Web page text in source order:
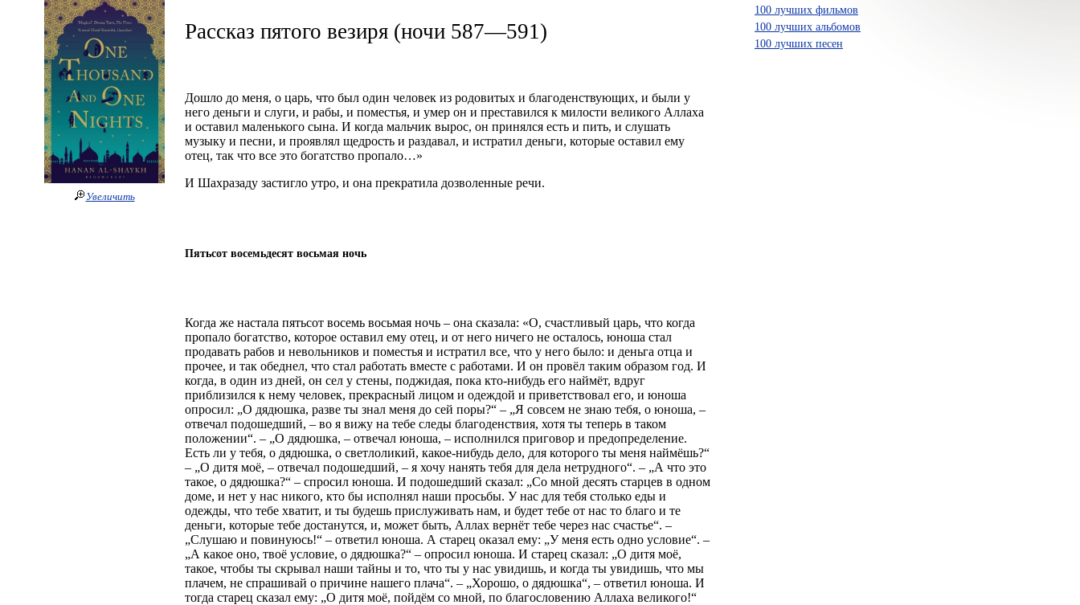
Увеличить
Рассказ пятого везиря (ночи 587—591)
Дошло до меня, о царь, что был один человек из родовитых и благоденствующих, и были у
него деньги и слуги, и рабы, и поместья, и умер он и преставился к милости великого Аллаха
и оставил маленького сына. И когда мальчик вырос, он принялся есть и пить, и слушать
музыку и песни, и проявлял щедрость и раздавал, и истратил деньги, которые оставил ему
отец, так что все это богатство пропало…»
И Шахразаду застигло утро, и она прекратила дозволенные речи.
Пятьсот восемьдесят восьмая ночь
Когда же настала пятьсот восемь восьмая ночь – она сказала: «О, счастливый царь, что когда
пропало богатство, которое оставил ему отец, и от него ничего не осталось, юноша стал
продавать рабов и невольников и поместья и истратил все, что у него было: и деньга отца и
прочее, и так обеднел, что стал работать вместе с работами. И он провёл таким образом год. И
когда, в один из дней, он сел у стены, поджидая, пока кто-нибудь его наймёт, вдруг
приблизился к нему человек, прекрасный лицом и одеждой и приветствовал его, и юноша
опросил: „О дядюшка, разве ты знал меня до сей поры?“ – „Я совсем не знаю тебя, о юноша, –
отвечал подошедший, – во я вижу на тебе следы благоденствия, хотя ты теперь в таком
положении“. – „О дядюшка, – отвечал юноша, – исполнился приговор и предопределение.
Есть ли у тебя, о дядюшка, о светлоликий, какое-нибудь дело, для которого ты меня наймёшь?“
– „О дитя моё, – отвечал подошедший, – я хочу нанять тебя для дела нетрудного“. – „А что это
такое, о дядюшка?“ – спросил юноша. И подошедший сказал: „Со мной десять старцев в одном
доме, и нет у нас никого, кто бы исполнял наши просьбы. У нас для тебя столько еды и
одежды, что тебе хватит, и ты будешь прислуживать нам, и будет тебе от нас то благо и те
деньги, которые тебе достанутся, и, может быть, Аллах вернёт тебе через нас счастье“. –
„Слушаю и повинуюсь!“ – ответил юноша. А старец оказал ему: „У меня есть одно условие“. –
„А какое оно, твоё условие, о дядюшка?“ – опросил юноша. И старец сказал: „О дитя моё,
такое, чтобы ты скрывал наши тайны и то, что ты у нас увидишь, и когда ты увидишь, что мы
плачем, не спрашивай о причине нашего плача“. – „Хорошо, о дядюшка“, – ответил юноша. И
тогда старец сказал ему: „О дитя моё, пойдём со мной, по благословению Аллаха великого!“
100 лучших фильмов
100 лучших альбомов
100 лучших песен